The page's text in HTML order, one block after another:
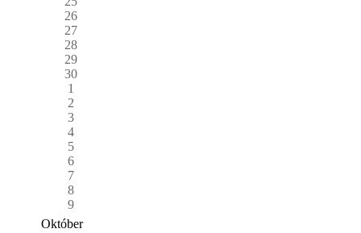
26
27
28
29
30
1
2
3
4
5
6
7
8
9
Október